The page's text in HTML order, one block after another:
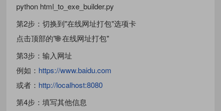
python html_to_exe_builder.py
第2步：切换到"在线网址打包"选项卡
点击顶部的"🌐 在线网址打包"
第3步：输入网址
例如： https://www.baidu.com
或者： http://localhost:8080
第4步：填写其他信息